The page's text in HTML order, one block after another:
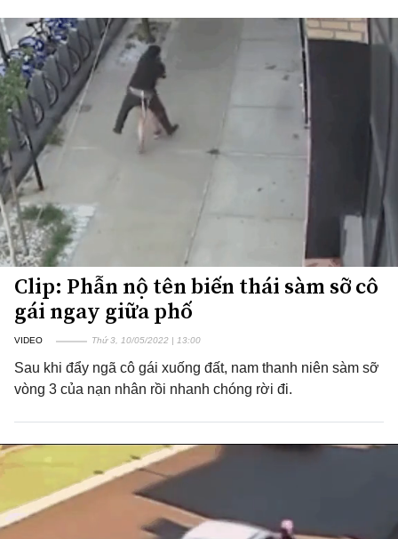
Clip: Phẫn nộ tên biến thái sàm sỡ cô
gái ngay giữa phố
VIDEO Thứ 3, 10/05/2022 | 13:00
Sau khi đẩy ngã cô gái xuống đất, nam thanh niên sàm sỡ
vòng 3 của nạn nhân rồi nhanh chóng rời đi.